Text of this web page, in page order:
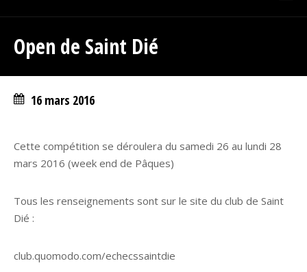
Open de Saint Dié
16 mars 2016
Cette compétition se déroulera du samedi 26 au lundi 28
mars 2016 (week end de Pâques)
Tous les renseignements sont sur le site du club de Saint
Dié :
club.quomodo.com/echecssaintdie